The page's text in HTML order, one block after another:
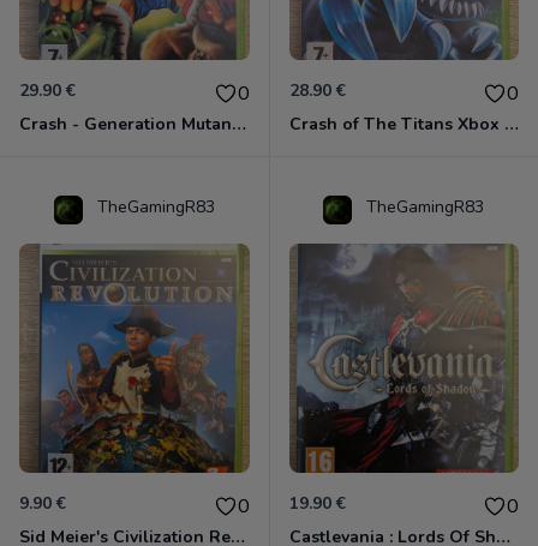
29.90 € 0
Crash - Generation Mutant Xbox 360
28.90 € 0
Crash of The Titans Xbox 360
TheGamingR83
9.90 € 0
Sid Meier's Civilization Revolution Xbox 360
TheGamingR83
19.90 € 0
Castlevania : Lords Of Shadow Xbox 360